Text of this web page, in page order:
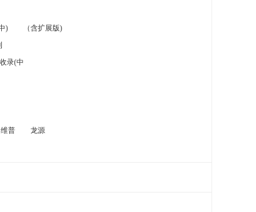
)
（含扩展版)
录(中
维普
龙源